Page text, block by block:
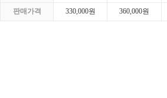
판매가격 330,000원 360,000원